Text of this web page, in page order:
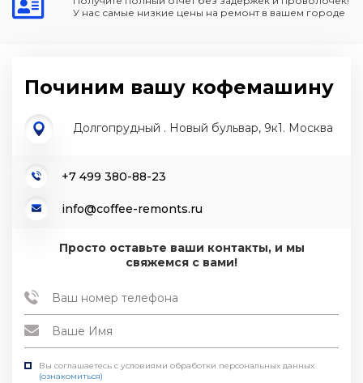
У нас самые низкие цены на ремонт в вашем городе
Починим вашу кофемашину
Долгопрудный . Новый бульвар, 9к1. Москва
+7 499 380-88-23
info@coffee-remonts.ru
Просто оставьте ваши контакты, и мы
свяжемся с вами!
Вы соглашаетесь с условиями обработки персональных данных
(ознакомиться)